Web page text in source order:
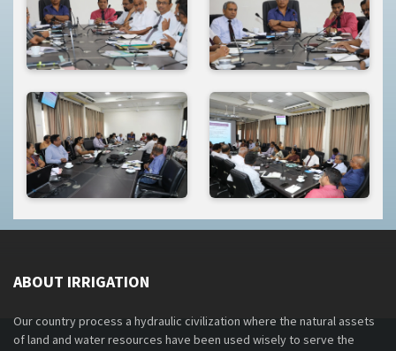
ABOUT IRRIGATION
Our country process a hydraulic civilization where the natural assets
of land and water resources have been used wisely to serve the